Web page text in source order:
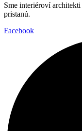
Sme interiéroví
pristanú.
Facebook